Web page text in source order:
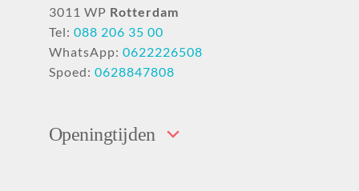
3011 WP Rotterdam
Tel: 088 206 35 00
WhatsApp: 0622226508
Spoed: 0628847808
Openingtijden